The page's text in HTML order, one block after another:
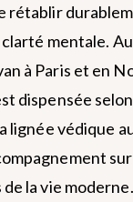
rétablir
mentale.
à Paris et en
dispensée
lignée védique
la vie moderne.